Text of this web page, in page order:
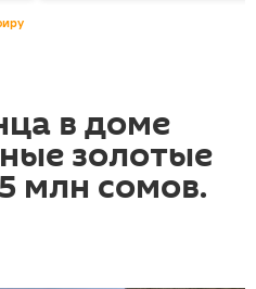
в доме
золотые
млн сомов.